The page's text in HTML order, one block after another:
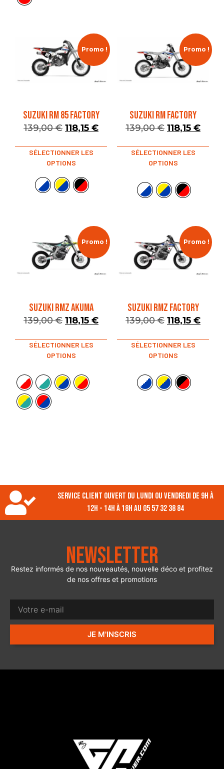
Promo !
SUZUKI RM 85 FACTORY
139,00€ 118,15 €
SÉLECTIONNER LES
OPTIONS
Promo !
SUZUKI RM FACTORY
139,00€ 118,15 €
SÉLECTIONNER LES
OPTIONS
Promo !
SUZUKI RMZ AKUMA
139,00€ 118,15 €
SÉLECTIONNER LES
OPTIONS
Promo !
SUZUKI RMZ FACTORY
139,00€ 118,15 €
SÉLECTIONNER LES
OPTIONS
Service client ouvert du lundi ou vendredi de 9h à
12h - 14h à 18h au 05 57 32 38 84
Newsletter
Restez informés de nos nouveautés, nouvelle déco et profitez
de nos offres et promotions
JE M'INSCRIS